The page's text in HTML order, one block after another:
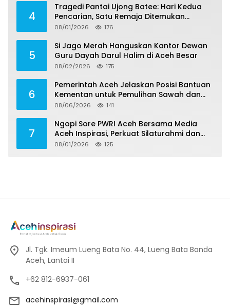
4
Tragedi Pantai Ujong Batee: Hari Kedua
Pencarian, Satu Remaja Ditemukan
Meninggal, Tiga Korban Masih Dicari
08/01/2026 176
5
Si Jago Merah Hanguskan Kantor Dewan
Guru Dayah Darul Halim di Aceh Besar
08/02/2026 175
6
Pemerintah Aceh Jelaskan Posisi Bantuan
Kementan untuk Pemulihan Sawah dan
Kebun
08/06/2026 141
7
Ngopi Sore PWRI Aceh Bersama Media
Aceh Inspirasi, Perkuat Silaturahmi dan
Wariskan Pengalaman Berharga
08/01/2026 125
Jl. Tgk. Imeum Lueng Bata No. 44, Lueng Bata Banda
Aceh, Lantai II
+62 812-6937-061
acehinspirasi@gmail.com